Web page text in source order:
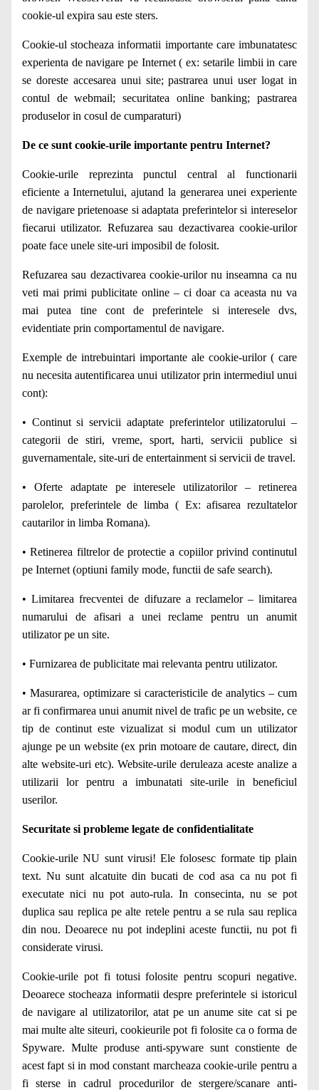
cookie-ul expira sau este sters.
Cookie-ul stocheaza informatii importante care imbunatatesc
experienta de navigare pe Internet ( ex: setarile limbii in care
se doreste accesarea unui site; pastrarea unui user logat in
contul de webmail; securitatea online banking; pastrarea
produselor in cosul de cumparaturi)
De ce sunt cookie-urile importante pentru Internet?
Cookie-urile reprezinta punctul central al functionarii
eficiente a Internetului, ajutand la generarea unei experiente
de navigare prietenoase si adaptata preferintelor si intereselor
fiecarui utilizator. Refuzarea sau dezactivarea cookie-urilor
poate face unele site-uri imposibil de folosit.
Refuzarea sau dezactivarea cookie-urilor nu inseamna ca nu
veti mai primi publicitate online – ci doar ca aceasta nu va
mai putea tine cont de preferintele si interesele dvs,
evidentiate prin comportamentul de navigare.
Exemple de intrebuintari importante ale cookie-urilor ( care
nu necesita autentificarea unui utilizator prin intermediul unui
cont):
• Continut si servicii adaptate preferintelor utilizatorului –
categorii de stiri, vreme, sport, harti, servicii publice si
guvernamentale, site-uri de entertainment si servicii de travel.
• Oferte adaptate pe interesele utilizatorilor – retinerea
parolelor, preferintele de limba ( Ex: afisarea rezultatelor
cautarilor in limba Romana).
• Retinerea filtrelor de protectie a copiilor privind continutul
pe Internet (optiuni family mode, functii de safe search).
• Limitarea frecventei de difuzare a reclamelor – limitarea
numarului de afisari a unei reclame pentru un anumit
utilizator pe un site.
• Furnizarea de publicitate mai relevanta pentru utilizator.
• Masurarea, optimizare si caracteristicile de analytics – cum
ar fi confirmarea unui anumit nivel de trafic pe un website, ce
tip de continut este vizualizat si modul cum un utilizator
ajunge pe un website (ex prin motoare de cautare, direct, din
alte website-uri etc). Website-urile deruleaza aceste analize a
utilizarii lor pentru a imbunatati site-urile in beneficiul
userilor.
Securitate si probleme legate de confidentialitate
Cookie-urile NU sunt virusi! Ele folosesc formate tip plain
text. Nu sunt alcatuite din bucati de cod asa ca nu pot fi
executate nici nu pot auto-rula. In consecinta, nu se pot
duplica sau replica pe alte retele pentru a se rula sau replica
din nou. Deoarece nu pot indeplini aceste functii, nu pot fi
considerate virusi.
Cookie-urile pot fi totusi folosite pentru scopuri negative.
Deoarece stocheaza informatii despre preferintele si istoricul
de navigare al utilizatorilor, atat pe un anume site cat si pe
mai multe alte siteuri, cookieurile pot fi folosite ca o forma de
Spyware. Multe produse anti-spyware sunt constiente de
acest fapt si in mod constant marcheaza cookie-urile pentru a
fi sterse in cadrul procedurilor de stergere/scanare anti-